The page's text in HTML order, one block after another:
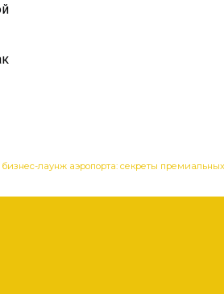
бизнес-лаунж аэропорта: секреты